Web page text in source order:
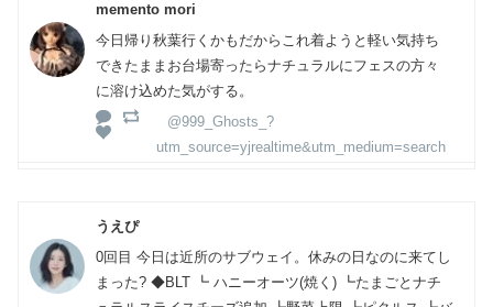
memento mori
今日帰り秋葉行くかもだからこれ着ようと軽い気持ち
できたままお台場寄ったらナチュラルにフェスの方々
に溶け込めた気がする。
@999_Ghosts_?
utm_source=yjrealtime&utm_medium=search
うえぴ
0回目 今日は近所のサブウェイ。休みの日なのに来てし
まった? ◆BLT ┗ ハニーオーツ(焼く) ┗たまごとナチ